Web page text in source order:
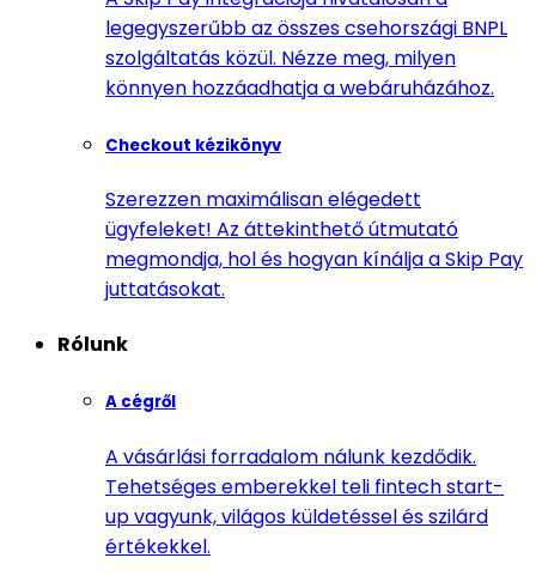
legegyszerűbb az összes csehországi BNPL
szolgáltatás közül. Nézze meg, milyen
könnyen hozzáadhatja a webáruházához.
Checkout kézikönyv
Szerezzen maximálisan elégedett
ügyfeleket! Az áttekinthető útmutató
megmondja, hol és hogyan kínálja a Skip Pay
juttatásokat.
Rólunk
A cégről
A vásárlási forradalom nálunk kezdődik.
Tehetséges emberekkel teli fintech start-
up vagyunk, világos küldetéssel és szilárd
értékekkel.